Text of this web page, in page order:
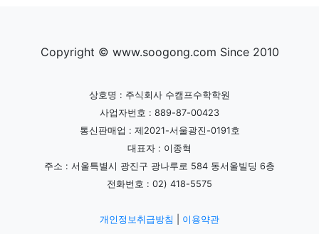
Copyright © www.soogong.com Since 2010
상호명 : 주식회사 수캠프수학학원
사업자번호 : 889-87-00423
통신판매업 : 제2021-서울광진-0191호
대표자 : 이종혁
주소 : 서울특별시 광진구 광나루로 584 동서울빌딩 6층
전화번호 : 02) 418-5575
개인정보취급방침 이용약관